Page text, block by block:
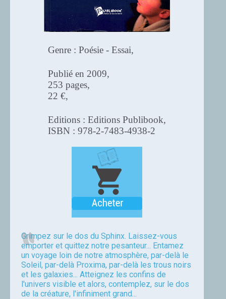
Genre : Poésie - Essai,
Publié en 2009,
253 pages,
22 €,
Editions : Editions Publibook,
ISBN : 978-2-7483-4938-2
Grimpez sur le dos du Sphinx. Laissez-vous
emporter et quittez notre pesanteur... Entamez
un voyage loin de notre atmosphère, par-delà le
Soleil, par-delà Proxima, par-delà les trous noirs
et les galaxies... Atteignez les confins de
l'univers visible et alors, contemplez, sur le dos
de la créature, l'infiniment grand...